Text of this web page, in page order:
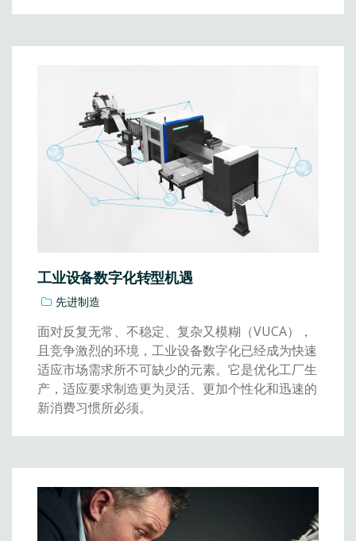
工业设备数字化转型机遇
先进制造
面对反复无常、不稳定、复杂又模糊（VUCA），
且竞争激烈的环境，工业设备数字化已经成为快速
适应市场需求所不可缺少的元素。它是优化工厂生
产，适应要求制造更为灵活、更加个性化和迅速的
新消费习惯所必须。